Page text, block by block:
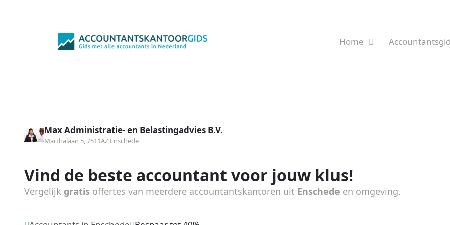
Home
Max Administratie- en Belastingadvies B.V.
Marthalaan 5, 7511AZ Enschede
Vind de beste accountant voor jouw klus!
Vergelijk gratis offertes van meerdere accountantskantoren uit Enschede en omgeving.